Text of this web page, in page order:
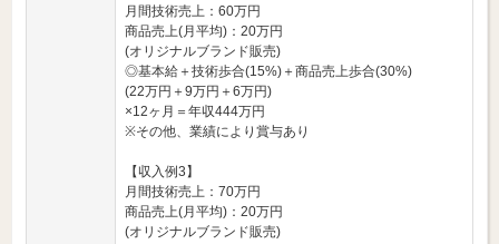
月間技術売上：60万円
商品売上(月平均)：20万円
(オリジナルブランド販売)
◎基本給＋技術歩合(15%)＋商品売上歩合(30%)
(22万円＋9万円＋6万円)
×12ヶ月＝年収444万円
※その他、業績により賞与あり
【収入例3】
月間技術売上：70万円
商品売上(月平均)：20万円
(オリジナルブランド販売)